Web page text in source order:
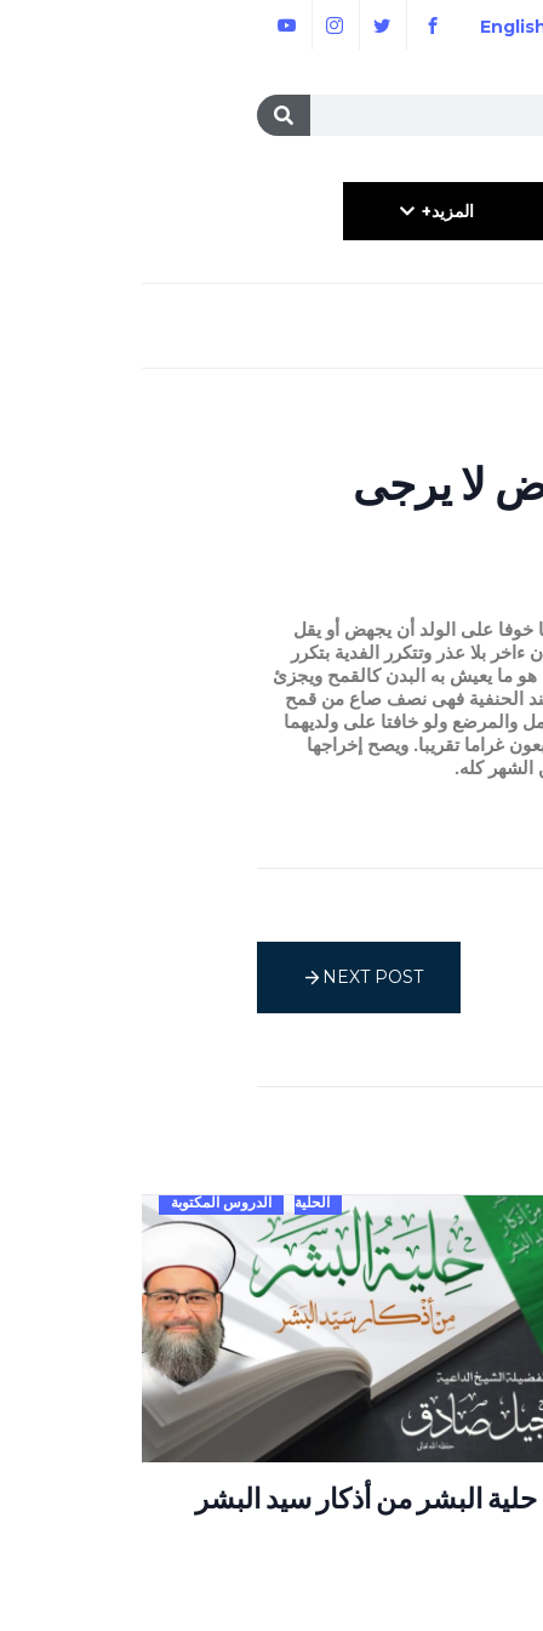
المزيد+
لا يرجى
على الولد أن يجهض أو يقل
بلا عذر وتتكرر الفدية بتكرر
ما يعيش به البدن كالقمح ويجزئ
عند الحنفية فهى نصف صاع من قمح
والمرضع ولو خافتا على ولديهما
غراما تقريبا. ويصح إخراجها
الشهر كله.
NEXT POST
الحلية الدروس المكتوبة